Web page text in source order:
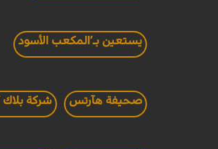
يستعين بـ’المكعب الأسود
صحيفة هآرتس شركة